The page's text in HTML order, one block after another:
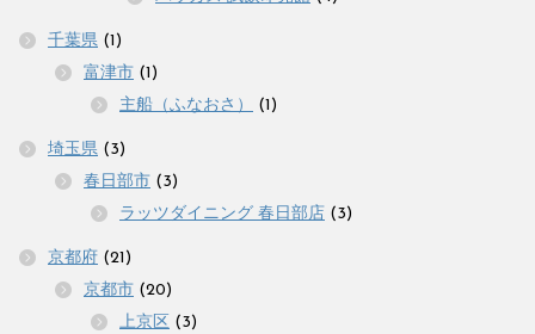
千葉県 (1)
富津市 (1)
主船（ふなおさ）
(1)
埼玉県 (3)
春日部市 (3)
ラッツダイニング 春日部店 (3)
京都府 (21)
京都市 (20)
上京区 (3)